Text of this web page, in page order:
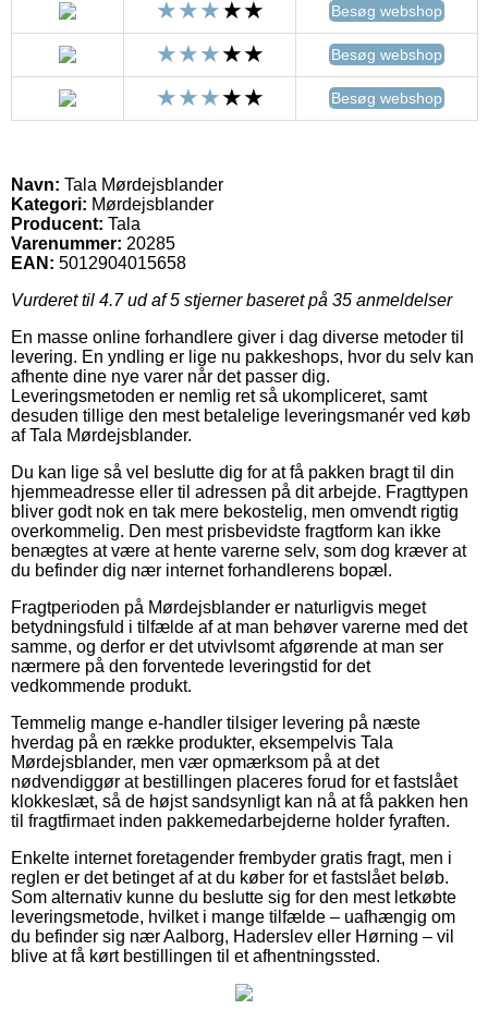
Besøg webshop
Besøg webshop
Besøg webshop
Navn: Tala Mørdejsblander
Kategori: Mørdejsblander
Producent: Tala
Varenummer: 20285
EAN: 5012904015658
Vurderet til 4.7ud af 5 stjerner baseret på 35 anmeldelser
En masse online forhandlere giver i dag diverse metoder til
levering. En yndling er lige nu pakkeshops, hvor du selv kan
afhente dine nye varer når det passer dig.
Leveringsmetoden er nemlig ret så ukompliceret, samt
desuden tillige den mest betalelige leveringsmanér ved køb
af Tala Mørdejsblander.
Du kan lige så vel beslutte dig for at få pakken bragt til din
hjemmeadresse eller til adressen på dit arbejde. Fragttypen
bliver godt nok en tak mere bekostelig, men omvendt rigtig
overkommelig. Den mest prisbevidste fragtform kan ikke
benægtes at være at hente varerne selv, som dog kræver at
du befinder dig nær internet forhandlerens bopæl.
Fragtperioden på Mørdejsblander er naturligvis meget
betydningsfuld i tilfælde af at man behøver varerne med det
samme, og derfor er det utvivlsomt afgørende at man ser
nærmere på den forventede leveringstid for det
vedkommende produkt.
Temmelig mange e-handler tilsiger levering på næste
hverdag på en række produkter, eksempelvis Tala
Mørdejsblander, men vær opmærksom på at det
nødvendiggør at bestillingen placeres forud for et fastslået
klokkeslæt, så de højst sandsynligt kan nå at få pakken hen
til fragtfirmaet inden pakkemedarbejderne holder fyraften.
Enkelte internet foretagender frembyder gratis fragt, men i
reglen er det betinget af at du køber for et fastslået beløb.
Som alternativ kunne du beslutte sig for den mest letkøbte
leveringsmetode, hvilket i mange tilfælde – uafhængig om
du befinder sig nær Aalborg, Haderslev eller Hørning – vil
blive at få kørt bestillingen til et afhentningssted.